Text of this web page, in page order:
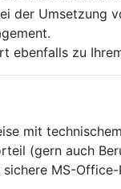
der Umsetzung
ebenfalls zu
mit
(gern auch
MS-Office-